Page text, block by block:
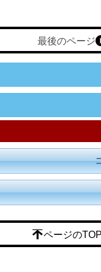
最後のページ
ページの